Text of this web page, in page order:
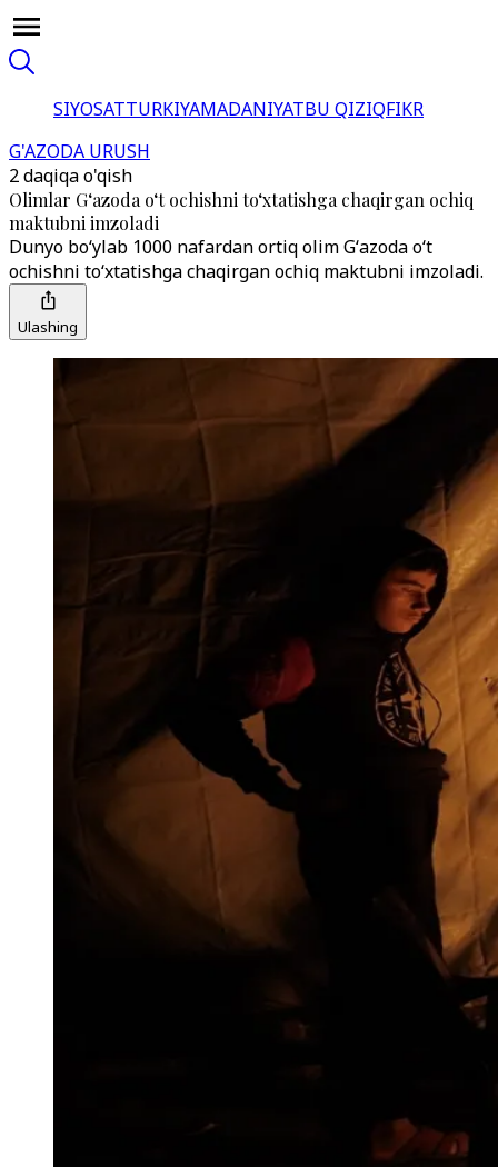
SIYOSATTURKIYAMADANIYATBU QIZIQFIKR
G'AZODA URUSH
2 daqiqa o'qish
Olimlar Gʻazoda oʻt ochishni toʻxtatishga chaqirgan ochiq
maktubni imzoladi
Dunyo boʻylab 1000 nafardan ortiq olim Gʻazoda oʻt
ochishni toʻxtatishga chaqirgan ochiq maktubni imzoladi.
Ulashing